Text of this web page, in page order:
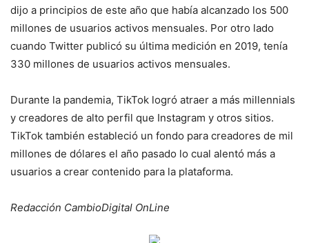
dijo a principios de este año que había alcanzado los 500
millones de usuarios activos mensuales. Por otro lado
cuando Twitter publicó su última medición en 2019, tenía
330 millones de usuarios activos mensuales.
Durante la pandemia, TikTok logró atraer a más millennials
y creadores de alto perfil que Instagram y otros sitios.
TikTok también estableció un fondo para creadores de mil
millones de dólares el año pasado lo cual alentó más a
usuarios a crear contenido para la plataforma.
Redacción CambioDigital OnLine